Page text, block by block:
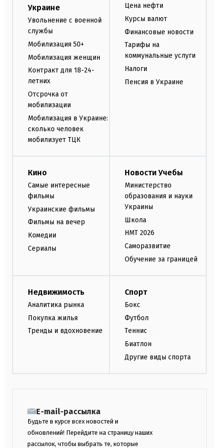
Украине
Увольнение с военной
службы
Мобилизация 50+
Мобилизация женщин
Контракт для 18-24-
летних
Отсрочка от
мобилизации
Мобилизация в Украине:
сколько человек
мобилизует ТЦК
Цена нефти
Курсы валют
Финансовые новости
Тарифы на
коммунальные услуги
Налоги
Пенсия в Украине
Кино
Самые интересные
фильмы
Украинские фильмы
Фильмы на вечер
Комедии
Сериалы
Новости Учебы
Министерство
образования и науки
Украины
Школа
НМТ 2026
Саморазвитие
Обучение за границей
Недвижимость
Аналитика рынка
Покупка жилья
Тренды и вдохновение
Спорт
Бокс
Футбол
Теннис
Биатлон
Другие виды спорта
E-mail-рассылка
Будьте в курсе всех новостей и
обновлений! Перейдите на страницу наших
рассылок, чтобы выбрать те, которые